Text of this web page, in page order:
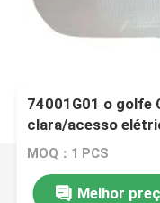
74001G01 o golfe
clara/acesso
carro de Gf
MOQ：1 PCS
Melhor